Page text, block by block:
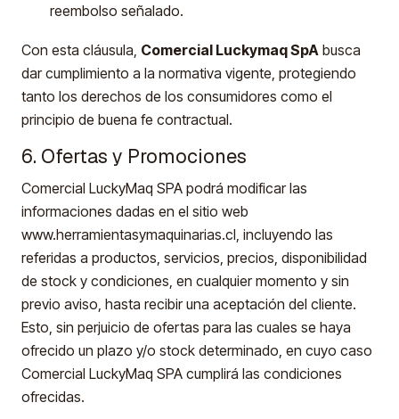
reembolso señalado.
Con esta cláusula, Comercial Luckymaq SpA busca
dar cumplimiento a la normativa vigente, protegiendo
tanto los derechos de los consumidores como el
principio de buena fe contractual.
6. Ofertas y Promociones
Comercial LuckyMaq SPA podrá modificar las
informaciones dadas en el sitio web
www.herramientasymaquinarias.cl, incluyendo las
referidas a productos, servicios, precios, disponibilidad
de stock y condiciones, en cualquier momento y sin
previo aviso, hasta recibir una aceptación del cliente.
Esto, sin perjuicio de ofertas para las cuales se haya
ofrecido un plazo y/o stock determinado, en cuyo caso
Comercial LuckyMaq SPA cumplirá las condiciones
ofrecidas.